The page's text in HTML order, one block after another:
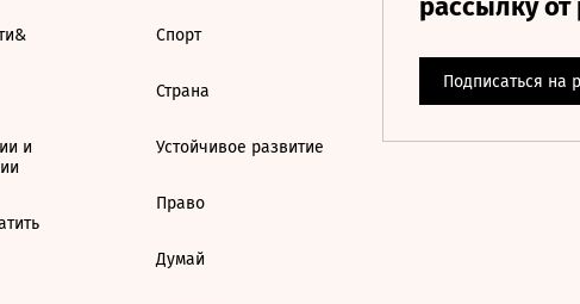
и
Спорт
Страна
Устойчивое развитие
Право
Думай